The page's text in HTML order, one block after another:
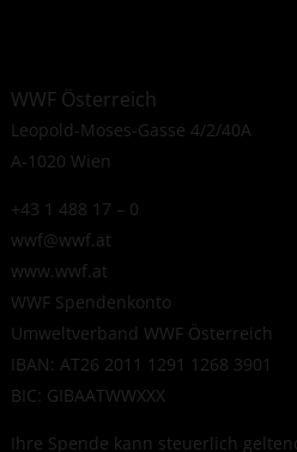
WWF Österreich
Leopold-Moses-Gasse 4/2/40A
A-1020 Wien
+43 1 488 17 – 0
wwf@wwf.at
www.wwf.at
WWF Spendenkonto
Umweltverband WWF Österreich
IBAN: AT26 2011 1291 1268 3901
BIC: GIBAATWWXXX
Ihre Spende kann steuerlich